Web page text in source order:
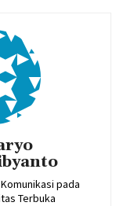
pada
Terbuka